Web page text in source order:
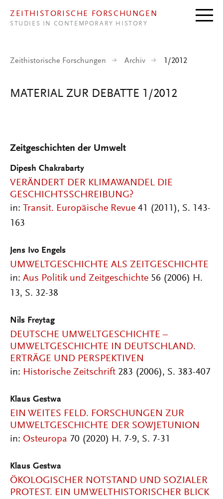
ZEITHISTORISCHE FORSCHUNGEN
STUDIES IN CONTEMPORARY HISTORY
Zeithistorische Forschungen Archiv 1/2012
MATERIAL ZUR DEBATTE 1/2012
Zeitgeschichten der Umwelt
Dipesh Chakrabarty
VERÄNDERT DER KLIMAWANDEL DIE
GESCHICHTSSCHREIBUNG?
in: Transit. Europäische Revue 41 (2011), S. 143-
163
Jens Ivo Engels
UMWELTGESCHICHTE ALS ZEITGESCHICHTE
in: Aus Politik und Zeitgeschichte 56 (2006) H.
13, S. 32-38
Nils Freytag
DEUTSCHE UMWELTGESCHICHTE –
UMWELTGESCHICHTE IN DEUTSCHLAND.
ERTRÄGE UND PERSPEKTIVEN
in: Historische Zeitschrift 283 (2006), S. 383-407
Klaus Gestwa
EIN WEITES FELD. FORSCHUNGEN ZUR
UMWELTGESCHICHTE DER SOWJETUNION
in: Osteuropa 70 (2020) H. 7-9, S. 7-31
Klaus Gestwa
ÖKOLOGISCHER NOTSTAND UND SOZIALER
PROTEST. EIN UMWELTHISTORISCHER BLICK